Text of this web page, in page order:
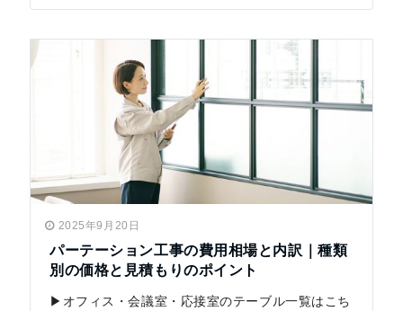
2025年9月20日
パーテーション工事の費用相場と内訳｜種類
別の価格と見積もりのポイント
▶オフィス・会議室・応接室のテーブル一覧はこち